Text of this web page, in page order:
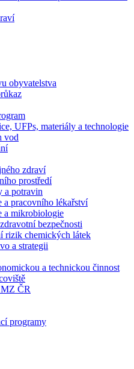
obyvatelstva
UFPs, materiály a technologie
vod
zdraví
prostředí
a potravin
a pracovního lékařství
a mikrobiologie
bezpečnosti
rizik chemických látek
a strategii
a technickou činnost
MZ ČR
programy